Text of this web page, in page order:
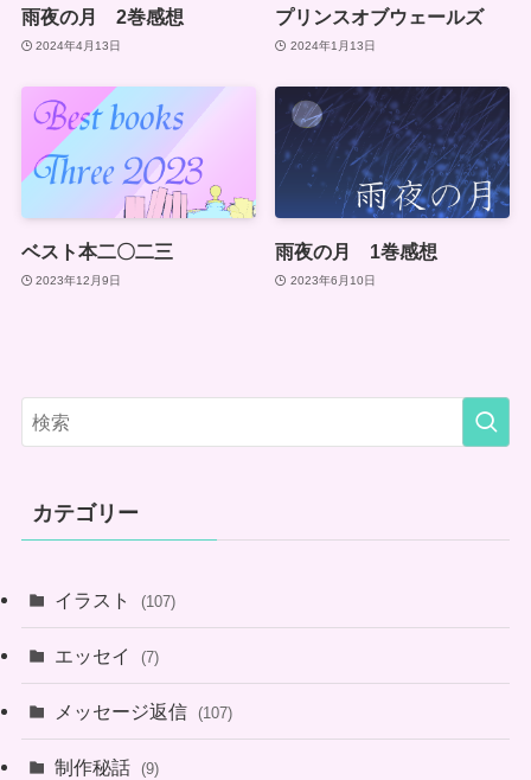
雨夜の月 2巻感想
2024年4月13日
プリンスオブウェールズ
2024年1月13日
ベスト本二〇二三
2023年12月9日
雨夜の月 1巻感想
2023年6月10日
カテゴリー
イラスト (107)
エッセイ (7)
メッセージ返信 (107)
制作秘話 (9)